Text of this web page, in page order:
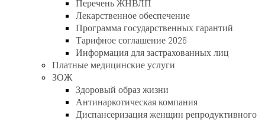
Перечень ЖНВЛП
Лекарственное обеспечение
Программа государственных гарантий
Тарифное соглашение 2026
Информация для застрахованных лиц
Платные медицинские услуги
ЗОЖ
Здоровый образ жизни
Антинаркотическая компания
Диспансеризация женщин репродуктивного